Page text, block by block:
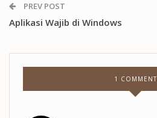
PREV POST
Aplikasi Wajib di Windows
1 COMMENT